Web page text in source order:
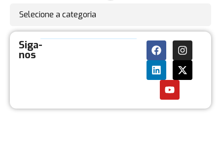
Selecione a categoria
Siga-
nos